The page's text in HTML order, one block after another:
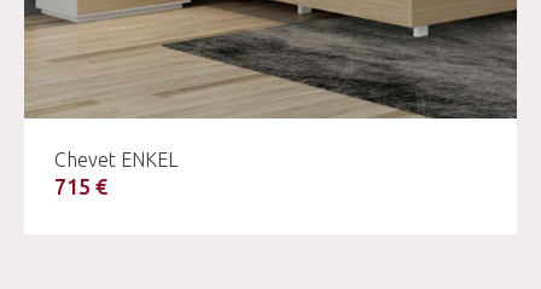
Chevet ENKEL
715 €